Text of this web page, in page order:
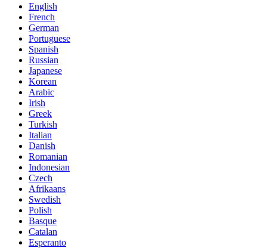
English
French
German
Portuguese
Spanish
Russian
Japanese
Korean
Arabic
Irish
Greek
Turkish
Italian
Danish
Romanian
Indonesian
Czech
Afrikaans
Swedish
Polish
Basque
Catalan
Esperanto